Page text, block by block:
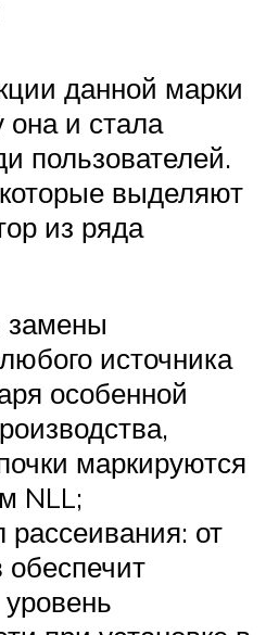
данной марки
она и стала
пользователей.
выделяют
из ряда
замены
источника
особенной
маркируются
NLL;
рассеивания: от
обеспечит